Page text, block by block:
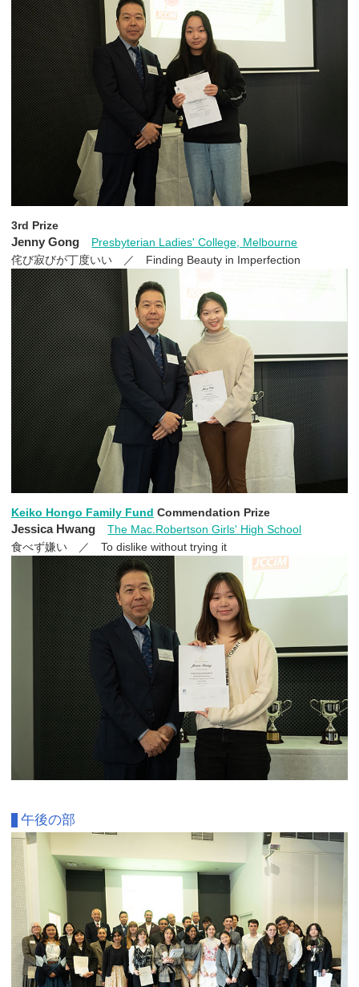
3rd Prize
Jenny Gong
Presbyterian Ladies' College, Melbourne
侘び寂びが丁度いい ／ Finding Beauty in Imperfection
Keiko Hongo Family Fund Commendation Prize
Jessica Hwang
The Mac.Robertson Girls' High School
食べず嫌い ／ To dislike without trying it
午後の部